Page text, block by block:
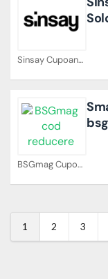
Sinsay Cupoane
BSGmag Cupoane
1 2 3